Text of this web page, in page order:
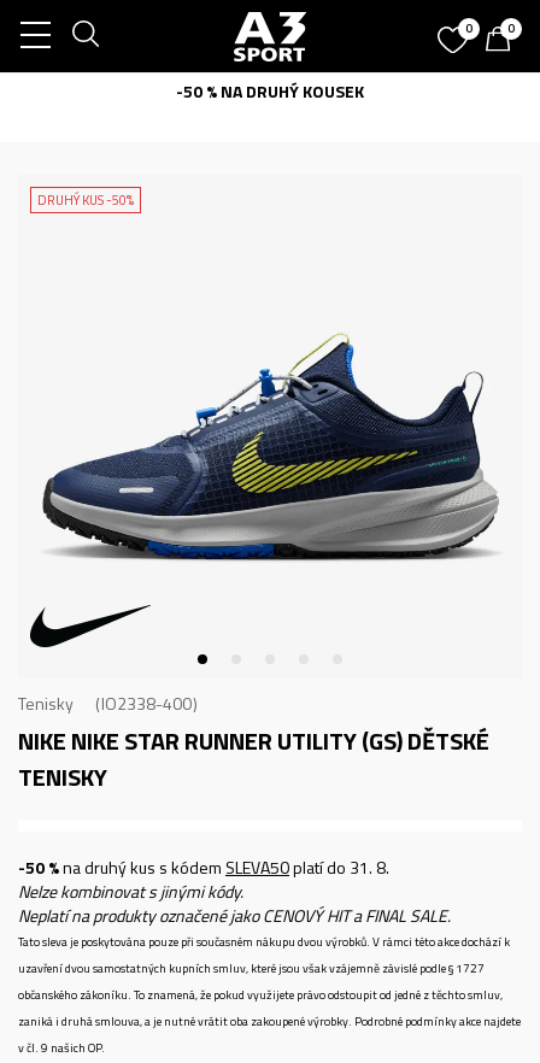
0 0
-50 % NA DRUHÝ KOUSEK
DRUHÝ KUS -50%
Tenisky IO2338-400
NIKE NIKE STAR RUNNER UTILITY (GS)DĚTSKÉ
TENISKY
-50 %na druhý kus s kódem SLEVA50platí do 31. 8.
Nelze kombinovat s jinými kódy.
Neplatí na produkty označené jako CENOVÝ HIT a FINAL SALE.
Tato sleva je poskytována pouze při současném nákupu dvou výrobků. V rámci této akce dochází k
uzavření dvou samostatných kupních smluv, které jsou však vzájemně závislé podle § 1727
občanského zákoníku. To znamená, že pokud využijete právo odstoupit od jedné z těchto smluv,
zaniká i druhá smlouva, a je nutné vrátit oba zakoupené výrobky. Podrobné podmínky akce najdete
v čl. 9 našich OP.